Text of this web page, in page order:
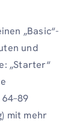
„Basic“-
und
„Starter“
mit mehr